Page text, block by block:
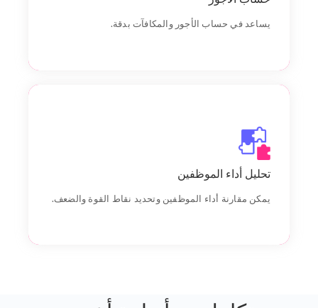
يساعد في حساب الأجور والمكافآت بدقة.
تحليل أداء الموظفين
يمكن مقارنة أداء الموظفين وتحديد نقاط القوة والضعف.
Chiefly several bed its wishing. Is so moments on
chamber.